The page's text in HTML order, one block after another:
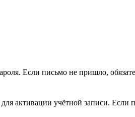
Если письмо не пришло,
для активации учётной записи.